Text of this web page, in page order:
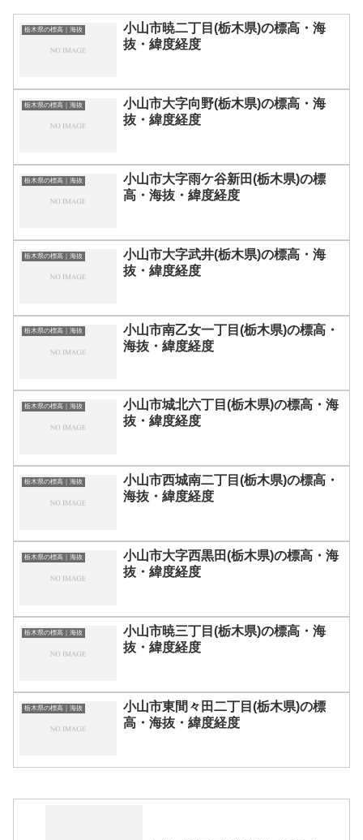
栃木県の標高｜海抜
小山市暁二丁目(栃木県)の標高・海
抜・緯度経度
栃木県の標高｜海抜
小山市大字向野(栃木県)の標高・海
抜・緯度経度
栃木県の標高｜海抜
小山市大字雨ケ谷新田(栃木県)の標
高・海抜・緯度経度
栃木県の標高｜海抜
小山市大字武井(栃木県)の標高・海
抜・緯度経度
栃木県の標高｜海抜
小山市南乙女一丁目(栃木県)の標高・
海抜・緯度経度
栃木県の標高｜海抜
小山市城北六丁目(栃木県)の標高・海
抜・緯度経度
栃木県の標高｜海抜
小山市西城南二丁目(栃木県)の標高・
海抜・緯度経度
栃木県の標高｜海抜
小山市大字西黒田(栃木県)の標高・海
抜・緯度経度
栃木県の標高｜海抜
小山市暁三丁目(栃木県)の標高・海
抜・緯度経度
栃木県の標高｜海抜
小山市東間々田二丁目(栃木県)の標
高・海抜・緯度経度